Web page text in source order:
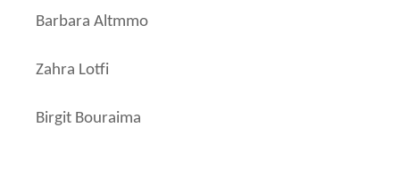
Barbara Altmmo
Zahra Lotfi
Birgit Bouraima